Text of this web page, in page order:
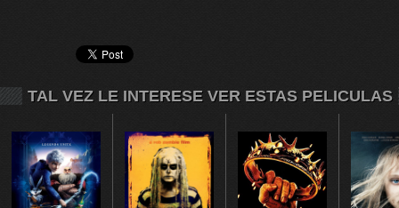
TAL VEZ LE INTERESE VER ESTAS PELICULAS